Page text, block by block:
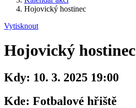
Hojovický hostinec
Vytisknout
Hojovický hostinec
Kdy: 10. 3. 2025 19:00
Kde: Fotbalové hřiště